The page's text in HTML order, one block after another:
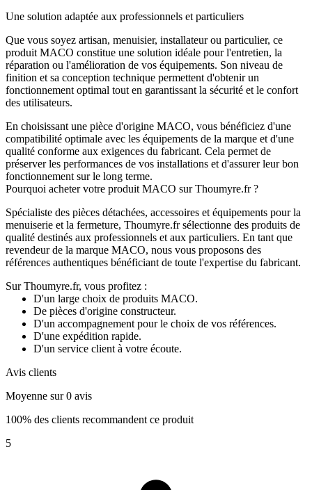
Une solution adaptée aux professionnels et particuliers
Que vous soyez artisan, menuisier, installateur ou particulier, ce
produit MACO constitue une solution idéale pour l'entretien, la
réparation ou l'amélioration de vos équipements. Son niveau de
finition et sa conception technique permettent d'obtenir un
fonctionnement optimal tout en garantissant la sécurité et le confort
des utilisateurs.
En choisissant une pièce d'origine MACO, vous bénéficiez d'une
compatibilité optimale avec les équipements de la marque et d'une
qualité conforme aux exigences du fabricant. Cela permet de
préserver les performances de vos installations et d'assurer leur bon
fonctionnement sur le long terme.
Pourquoi acheter votre produit MACO sur Thoumyre.fr ?
Spécialiste des pièces détachées, accessoires et équipements pour la
menuiserie et la fermeture, Thoumyre.fr sélectionne des produits de
qualité destinés aux professionnels et aux particuliers. En tant que
revendeur de la marque MACO, nous vous proposons des
références authentiques bénéficiant de toute l'expertise du fabricant.
Sur Thoumyre.fr, vous profitez :
D'un large choix de produits MACO.
De pièces d'origine constructeur.
D'un accompagnement pour le choix de vos références.
D'une expédition rapide.
D'un service client à votre écoute.
Avis clients
Moyenne sur 0 avis
100% des clients recommandent ce produit
5